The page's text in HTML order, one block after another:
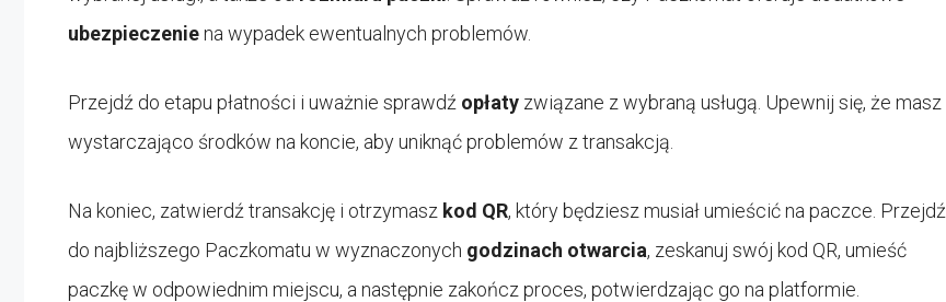
ubezpieczeniena wypadek ewentualnych problemów.
Przejdź do etapu płatności i uważnie sprawdź opłaty związane z wybraną usługą. Upewnij się, że masz
wystarczająco środków na koncie, aby uniknąć problemów z transakcją.
Na koniec, zatwierdź transakcję i otrzymasz kod QR, który będziesz musiał umieścić na paczce. Przejdź
do najbliższego Paczkomatu w wyznaczonych godzinach otwarcia, zeskanuj swój kod QR, umieść
paczkę w odpowiednim miejscu, a następnie zakończ proces, potwierdzając go na platformie.